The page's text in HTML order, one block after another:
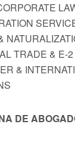
TRADE & E-
&
DE